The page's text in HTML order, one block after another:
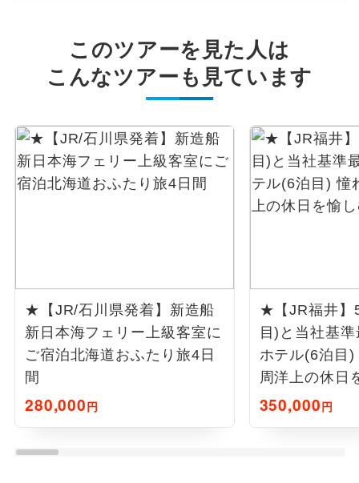
このツアーを見た人は
こんなツアーも見ています
★【JR/石川県発着】新造船
新日本海フェリー上級客室に
ご宿泊北海道おふたり旅4日
間
280,000円
★【JR福井】
目)と当社基
ホテル(6泊目
周洋上の休日
350,000円